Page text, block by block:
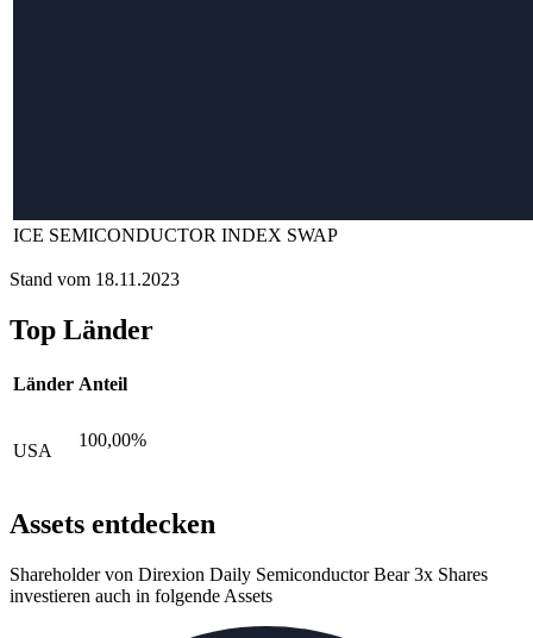
ICE SEMICONDUCTOR INDEX SWAP
Stand vom 18.11.2023
Top Länder
Länder Anteil
USA
100,00%
Assets entdecken
Shareholder von Direxion Daily Semiconductor Bear 3x Shares
investieren auch in folgende Assets